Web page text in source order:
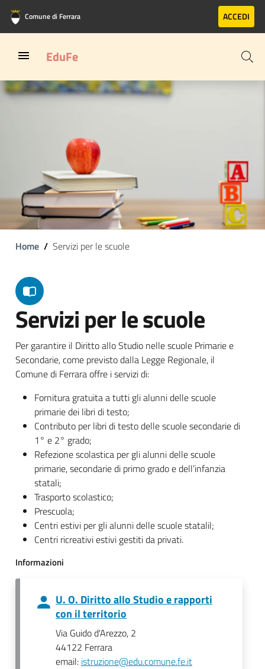
Vai al contenuto principale
Vai al footer
Comune di Ferrara ACCEDI
EduFe
Home Servizi per le scuole
Servizi per le scuole
Per garantire il Diritto allo Studio nelle scuole Primarie e
Secondarie, come previsto dalla Legge Regionale, il
Comune di Ferrara offre i servizi di:
Fornitura gratuita a tutti gli alunni delle scuole
primarie dei libri di testo;
Contributo per libri di testo delle scuole secondarie di
1° e 2° grado;
Refezione scolastica per gli alunni delle scuole
primarie, secondarie di primo grado e dell’infanzia
statali;
Trasporto scolastico;
Prescuola;
Centri estivi per gli alunni delle scuole statalil;
Centri ricreativi estivi gestiti da privati.
Informazioni
U. O. Diritto allo Studio e rapporti
con il territorio
Via Guido d'Arezzo, 2
44122 Ferrara
email: istruzione@edu.comune.fe.it